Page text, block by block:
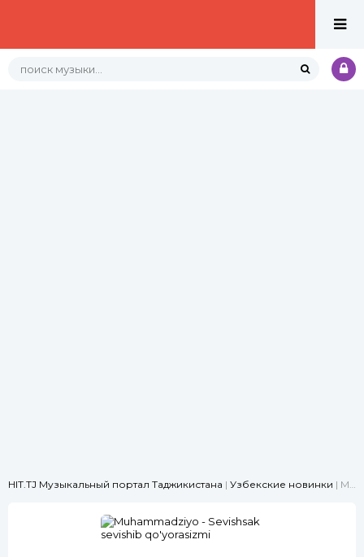
HIT.TJ Музыкальный портал Таджикистана | Узбекские новинки | Muhammadziyo - Sevishsak sevishib qo'yorasizmi